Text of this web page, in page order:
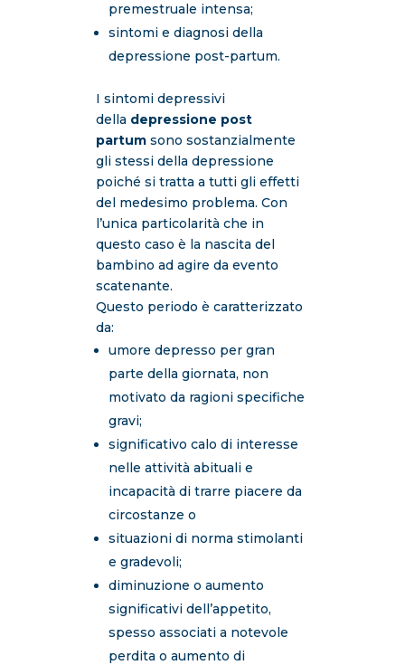
premestruale intensa;
sintomi e diagnosi della
depressione post-partum.
I sintomi depressivi
della depressione post
partum sono sostanzialmente
gli stessi della depressione
poiché si tratta a tutti gli effetti
del medesimo problema. Con
l’unica particolarità che in
questo caso è la nascita del
bambino ad agire da evento
scatenante.
Questo periodo è caratterizzato
da:
umore depresso per gran
parte della giornata, non
motivato da ragioni specifiche
gravi;
significativo calo di interesse
nelle attività abituali e
incapacità di trarre piacere da
circostanze o
situazioni di norma stimolanti
e gradevoli;
diminuzione o aumento
significativi dell’appetito,
spesso associati a notevole
perdita o aumento di